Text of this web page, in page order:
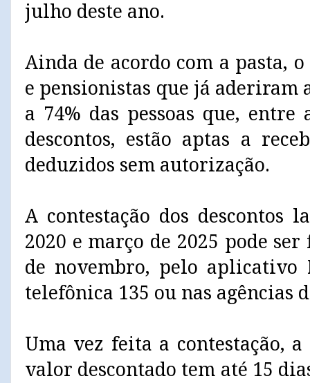
julho deste ano.
Ainda de acordo com a pasta,
e pensionistas que já aderiram
a 74% das pessoas que, entre
descontos, estão aptas a
deduzidos sem autorização.
A contestação dos descontos
2020 e março de 2025 pode
de novembro, pelo aplicativo
telefônica 135 ou nas agências
Uma vez feita a contestação,
valor descontado tem até 15